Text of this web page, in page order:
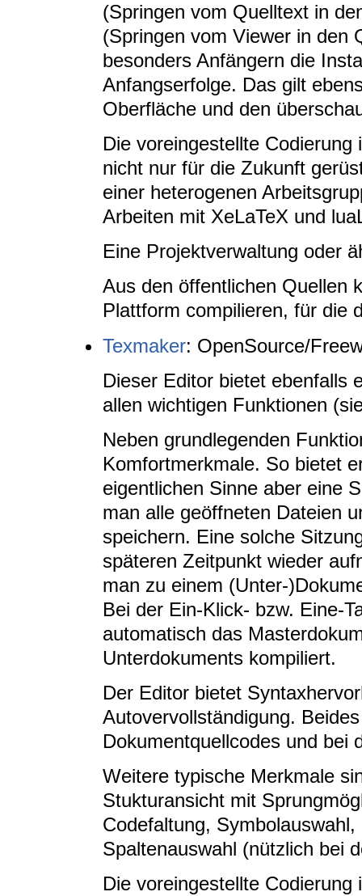
(Springen vom Quelltext in
(Springen vom Viewer in den
besonders Anfängern die
Anfangserfolge. Das gilt
Oberfläche und den
Die voreingestellte
nicht nur für die Zukunft
einer heterogenen
Arbeiten mit XeLaTeX und
Eine Projektverwaltung oder
Aus den öffentlichen Quellen
Plattform compilieren, für die
Texmaker: OpenSource/
Dieser Editor bietet ebenfalls
allen wichtigen Funktionen
Neben grundlegenden
Komfortmerkmale. So bietet
eigentlichen Sinne aber eine
man alle geöffneten Dateien
speichern. Eine solche
späteren Zeitpunkt wieder
man zu einem (Unter-
Bei der Ein-Klick- bzw. Eine-
automatisch das
Unterdokuments kompiliert.
Der Editor bietet
Autovervollständigung.
Dokumentquellcodes und bei
Weitere typische Merkmale
Stukturansicht mit
Codefaltung,
Spaltenauswahl (nützlich bei
Die voreingestellte